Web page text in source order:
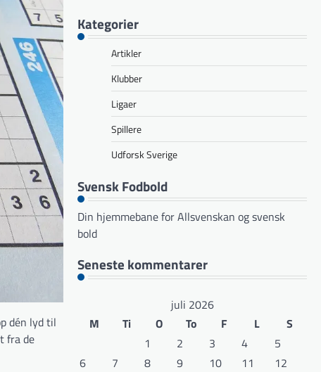
dén lyd til
fra de
Kategorier
Artikler
Klubber
Ligaer
Spillere
Udforsk Sverige
Svensk Fodbold
Din hjemmebane for Allsvenskan og svensk
bold
Seneste kommentarer
juli 2026
M
Ti O To F L
S
1
2 3 4
5
6
7 8 9 10 11
12